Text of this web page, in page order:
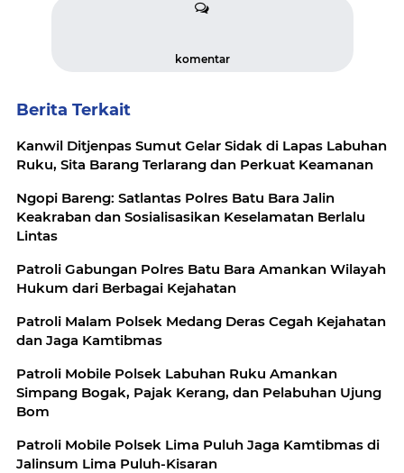
komentar
Berita Terkait
Kanwil Ditjenpas Sumut Gelar Sidak di Lapas Labuhan
Ruku, Sita Barang Terlarang dan Perkuat Keamanan
Ngopi Bareng: Satlantas Polres Batu Bara Jalin
Keakraban dan Sosialisasikan Keselamatan Berlalu
Lintas
Patroli Gabungan Polres Batu Bara Amankan Wilayah
Hukum dari Berbagai Kejahatan
Patroli Malam Polsek Medang Deras Cegah Kejahatan
dan Jaga Kamtibmas
Patroli Mobile Polsek Labuhan Ruku Amankan
Simpang Bogak, Pajak Kerang, dan Pelabuhan Ujung
Bom
Patroli Mobile Polsek Lima Puluh Jaga Kamtibmas di
Jalinsum Lima Puluh-Kisaran